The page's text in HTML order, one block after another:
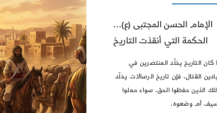
الإمام الحسن المجتبى (ع)…
الحكمة التي أنقذت التاريخ
كان التاريخ يخلّد المنتصرين في
القتال، فإن تاريخ الرسالات يخلّد
الذين حفظوا الحق، سواء حملوا
أم وضعوه.